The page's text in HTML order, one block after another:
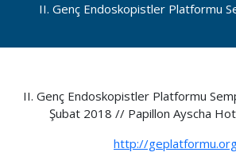
II. Genç Endoskopistler Platformu
II. Genç Endoskopistler Platformu
Şubat 2018 // Papillon Ayscha
http://